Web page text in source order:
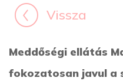
Vissza
Meddőségi ellátás
fokozatosan javul a